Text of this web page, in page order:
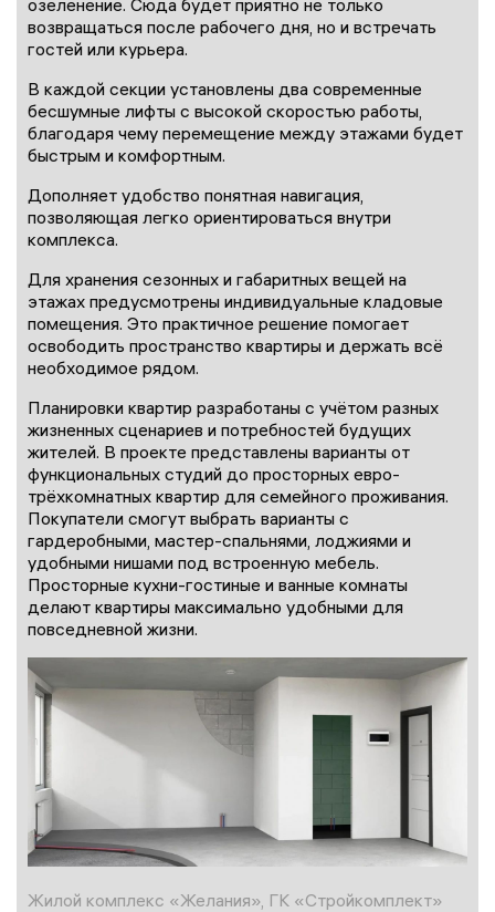
озеленение. Сюда будет приятно не только
возвращаться после рабочего дня, но и встречать
гостей или курьера.
В каждой секции установлены два современные
бесшумные лифты с высокой скоростью работы,
благодаря чему перемещение между этажами будет
быстрым и комфортным.
Дополняет удобство понятная навигация,
позволяющая легко ориентироваться внутри
комплекса.
Для хранения сезонных и габаритных вещей на
этажах предусмотрены индивидуальные кладовые
помещения. Это практичное решение помогает
освободить пространство квартиры и держать всё
необходимое рядом.
Планировки квартир разработаны с учётом разных
жизненных сценариев и потребностей будущих
жителей. В проекте представлены варианты от
функциональных студий до просторных евро-
трёхкомнатных квартир для семейного проживания.
Покупатели смогут выбрать варианты с
гардеробными, мастер-спальнями, лоджиями и
удобными нишами под встроенную мебель.
Просторные кухни-гостиные и ванные комнаты
делают квартиры максимально удобными для
повседневной жизни.
Жилой комплекс «Желания», ГК «Стройкомплект»